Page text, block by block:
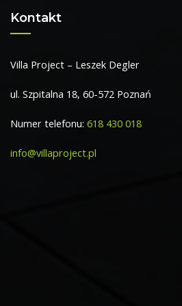
Kontakt
Villa Project – Leszek Degler
ul. Szpitalna 18, 60-572 Poznań
Numer telefonu: 618 430 018
info@villaproject.pl